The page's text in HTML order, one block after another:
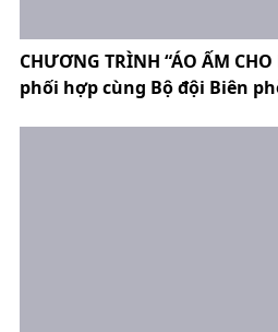
CHƯƠNG TRÌNH “ÁO ẤM
phối hợp cùng Bộ đội Biên